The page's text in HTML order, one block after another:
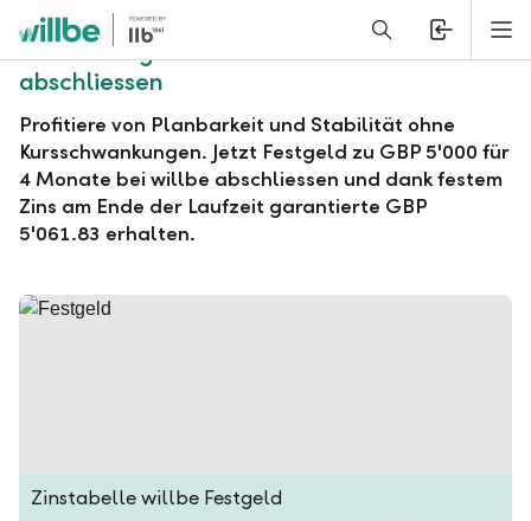
Alerts.Headline
willbe Festgeld zu GBP 5'000 für 4 Monate
abschliessen
Profitiere von Planbarkeit und Stabilität ohne
Kursschwankungen. Jetzt Festgeld zu GBP 5'000 für
4 Monate bei willbe abschliessen und dank festem
Zins am Ende der Laufzeit garantierte GBP
5'061.83 erhalten.
Zinstabelle willbe Festgeld